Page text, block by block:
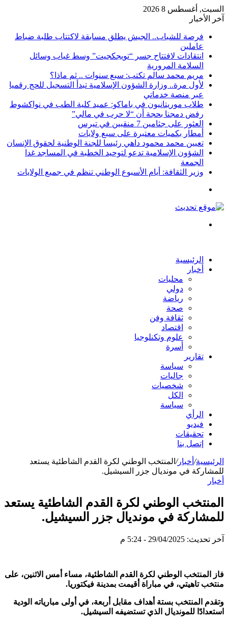
السبت, أغسطس 8 2026
آخر الأخبار
فرصة للشباب.. الجيش يطلق مسابقة لاكتتاب طلبة ضباط
عاملين
انتقادات لافتتاح جسر “تويجكجيت” وسط غياب وسائل
السلامة المرورية
مريم محمد سالم تكتب: سبع سنوات .. ثم ماذا؟
لأول مرة.. وزارة الشؤون الإسلامية تبدأ التسجيل للحج رقميا
عبر منصة خدماتي
طلاب موريتانيون في باماكو: عميد كلية الطب في نواكشوط
رفض دمجنا بحجة أن “لا حرب في مالي”
العثور على جثامين 7 منقبين في تيرس
أمطار بكميات معتبرة على سبع ولايات
تعيين محمد محمود داهي رئيسا للجنة الوطنية لحقوق الإنسان
الشؤون الإسلامية تدعو لتوحيد الخطبة في المساجد غدا
الجمعة
وزير الثقافة: أيام الأسبوع الوطني تنظم في جميع الولايات
الرئيسية
أخبار
محليات
دولي
رياضة
صحة
ثقافة وفن
اقتصاد
علوم وتكنلوجيا
أسرة
تقارير
سياسة
جاليات
شخصيات
الكل
سياسة
الرأي
فيديو
تحقيقات
إتصل بنا
الرئيسية/ أخبار/ المنتخب الوطني لكرة القدم الشاطئية يستعد
للمشاركة في مونديال جزر السيشيل.
أخبار
المنتخب الوطني لكرة القدم الشاطئية يستعد
للمشاركة في مونديال جزر السيشيل.
آخر تحديث: 29/04/2025 - 5:24 م
فاز المنتخب الوطني لكرة القدم الشاطئية، مساء أمس الاثنين، على
منتخب تاهيتي، في مباراة أقيمت بمدينة فيكتوريا.
وتقدم المنتخب بستة أهداف مقابل أربعة، في أولى مبارياته الودية
استعدادًا للمونديال الذي تستضيفه السيشيل.